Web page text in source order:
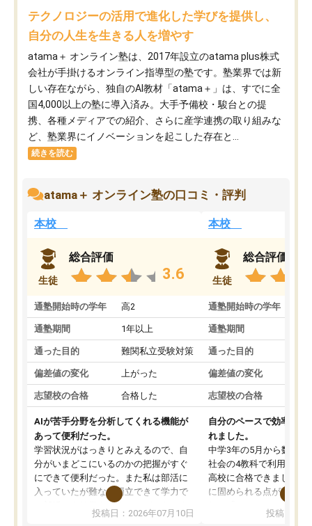
テクノロジーの活用で進化した学びを提供し、
自分の人生を生きる人を増やす
atama＋ オンライン塾は、2017年設立のatama plus株式
会社が手掛けるオンライン指導型の塾です。塾業界では新
しい存在ながら、独自のAI教材「atama＋」は、すでに全
国4,000以上の塾に導入済み。大手予備校・駿台との提
携、各種メディアでの紹介、さらに産学連携の取り組みな
ど、塾業界にイノベーションを起こした存在と...
続きを読む
atama＋ オンライン塾の口コミ・評判
本校
生徒
総合評価
3.6
通塾開始時の学年 高2
通塾期間 1年以上
通った目的 難関私立受験対策
偏差値の変化 上がった
志望校の合格 合格した
AIが苦手分野を分析してくれる機能が
あって便利だった。
学習状況がはっきりとみえるので、自
分がいまどこにいるのかの把握がすぐ
にできて便利だった。また私は部活に
入っていたが難なく両立できて学力で
も部活でも結果を残すことができてよ
かった。また問題演習の際に、自分が
投稿日：2026年07月10日
本校
生徒
総合評価
通塾開始時の学年
通塾期間
通った目的
偏差値の変化
志望校の合格
自分のペースで効率よく
れました。
中学3年の5月から数学・
社会の4教科で利用し、
高校に合格できました。
に固められる点が魅力で
項目のおかげで、手軽
投稿日：